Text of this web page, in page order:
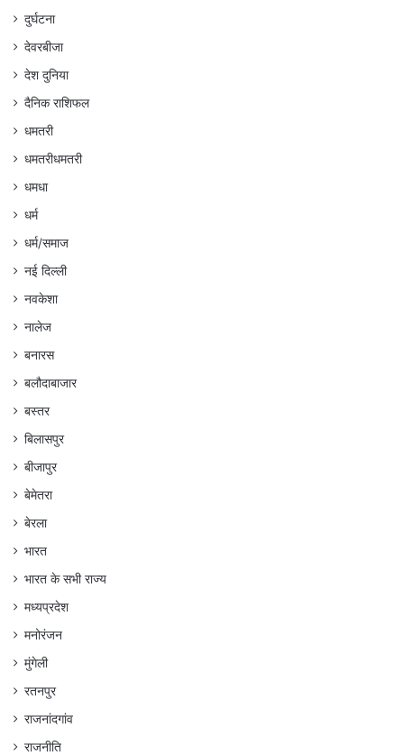
दुर्घटना
देवरबीजा
देश दुनिया
दैनिक राशिफल
धमतरी
धमतरीधमतरी
धमधा
धर्म
धर्म/समाज
नई दिल्ली
नवकेशा
नालेज
बनारस
बलौदाबाजार
बस्तर
बिलासपुर
बीजापुर
बेमेतरा
बेरला
भारत
भारत के सभी राज्य
मध्यप्रदेश
मनोरंजन
मुंगेली
रतनपुर
राजनांदगांव
राजनीति